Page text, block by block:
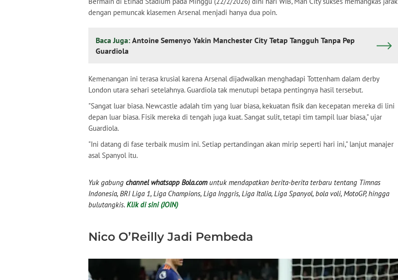
dengan pemuncak klasemen Arsenal menjadi hanya dua poin.
Baca Juga: Antoine Semenyo Yakin Manchester City Tetap Tangguh Tanpa Pep
Guardiola
Kemenangan ini terasa krusial karena Arsenal dijadwalkan menghadapi Tottenham dalam derby
London utara sehari setelahnya. Guardiola tak menutupi betapa pentingnya hasil tersebut.
"Sangat luar biasa. Newcastle adalah tim yang luar biasa, kekuatan fisik dan kecepatan mereka di lini
depan luar biasa. Fisik mereka di tengah juga kuat. Sangat sulit, tetapi tim tampil luar biasa," ujar
Guardiola.
"Ini datang di fase terbaik musim ini. Setiap pertandingan akan mirip seperti hari ini," lanjut manajer
asal Spanyol itu.
Yuk gabung channel whatsapp Bola.comuntuk mendapatkan berita-berita terbaru tentang Timnas
Indonesia, BRI Liga 1, Liga Champions, Liga Inggris, Liga Italia, Liga Spanyol, bola voli, MotoGP, hingga
bulutangkis. Klik di sini (JOIN)
Nico O’Reilly Jadi Pembeda